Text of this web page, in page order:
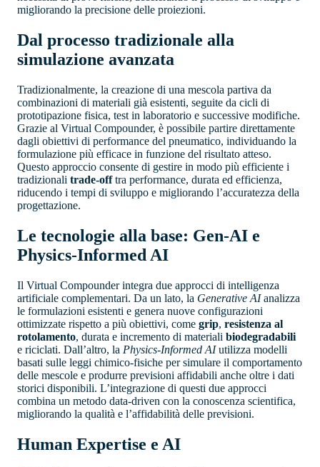
migliorando la precisione delle proiezioni.
Dal processo tradizionale alla
simulazione avanzata
Tradizionalmente, la creazione di una mescola partiva da
combinazioni di materiali già esistenti, seguite da cicli di
prototipazione fisica, test in laboratorio e successive modifiche.
Grazie al Virtual Compounder, è possibile partire direttamente
dagli obiettivi di performance del pneumatico, individuando la
formulazione più efficace in funzione del risultato atteso.
Questo approccio consente di gestire in modo più efficiente i
tradizionali trade-offtra performance, durata ed efficienza,
riducendo i tempi di sviluppo e migliorando l’accuratezza della
progettazione.
Le tecnologie alla base: Gen-AI e
Physics-Informed AI
Il Virtual Compounder integra due approcci di intelligenza
artificiale complementari. Da un lato, la Generative AIanalizza
le formulazioni esistenti e genera nuove configurazioni
ottimizzate rispetto a più obiettivi, come grip, resistenza al
rotolamento, durata e incremento di materiali biodegradabili
e riciclati. Dall’altro, la Physics-Informed AIutilizza modelli
basati sulle leggi chimico-fisiche per simulare il comportamento
delle mescole e produrre previsioni affidabili anche oltre i dati
storici disponibili. L’integrazione di questi due approcci
combina un metodo data-driven con la conoscenza scientifica,
migliorando la qualità e l’affidabilità delle previsioni.
Human Expertise e AI